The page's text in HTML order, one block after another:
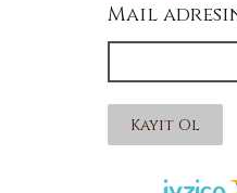
Mail
Kayıt Ol